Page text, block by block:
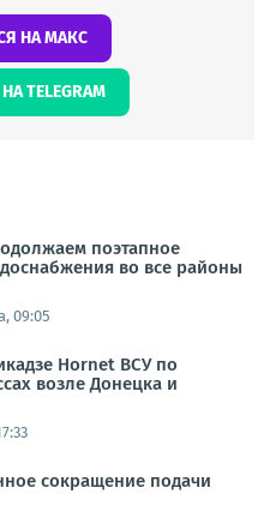
НА МАКС
TELEGRAM
поэтапное
во все районы
09:05
Hornet ВСУ по
возле Донецка и
сокращение подачи